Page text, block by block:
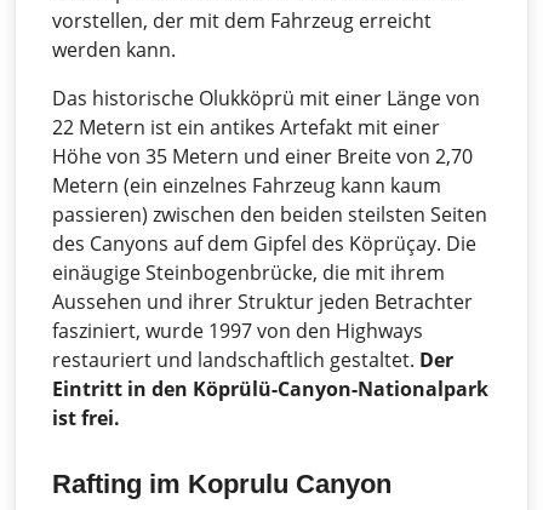
vorstellen, der mit dem Fahrzeug erreicht
werden kann.
Das historische Olukköprü mit einer Länge von
22 Metern ist ein antikes Artefakt mit einer
Höhe von 35 Metern und einer Breite von 2,70
Metern (ein einzelnes Fahrzeug kann kaum
passieren) zwischen den beiden steilsten Seiten
des Canyons auf dem Gipfel des Köprüçay. Die
einäugige Steinbogenbrücke, die mit ihrem
Aussehen und ihrer Struktur jeden Betrachter
fasziniert, wurde 1997 von den Highways
restauriert und landschaftlich gestaltet. Der
Eintritt in den Köprülü-Canyon-Nationalpark
ist frei.
Rafting im Koprulu Canyon